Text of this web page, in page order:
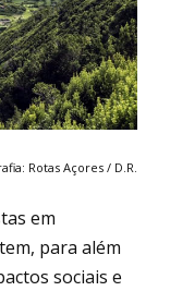
Rotas Açores / D.R.
em
para além
sociais e